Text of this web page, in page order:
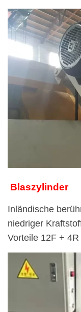
Blaszylinder
Inländische
niedriger
Vorteile 12F +